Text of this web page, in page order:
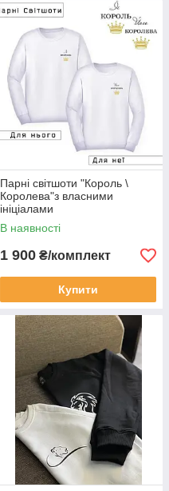
Парні світшоти "Король \
Королева"з власними
ініціалами
В наявності
1 900 ₴/комплект
Купити